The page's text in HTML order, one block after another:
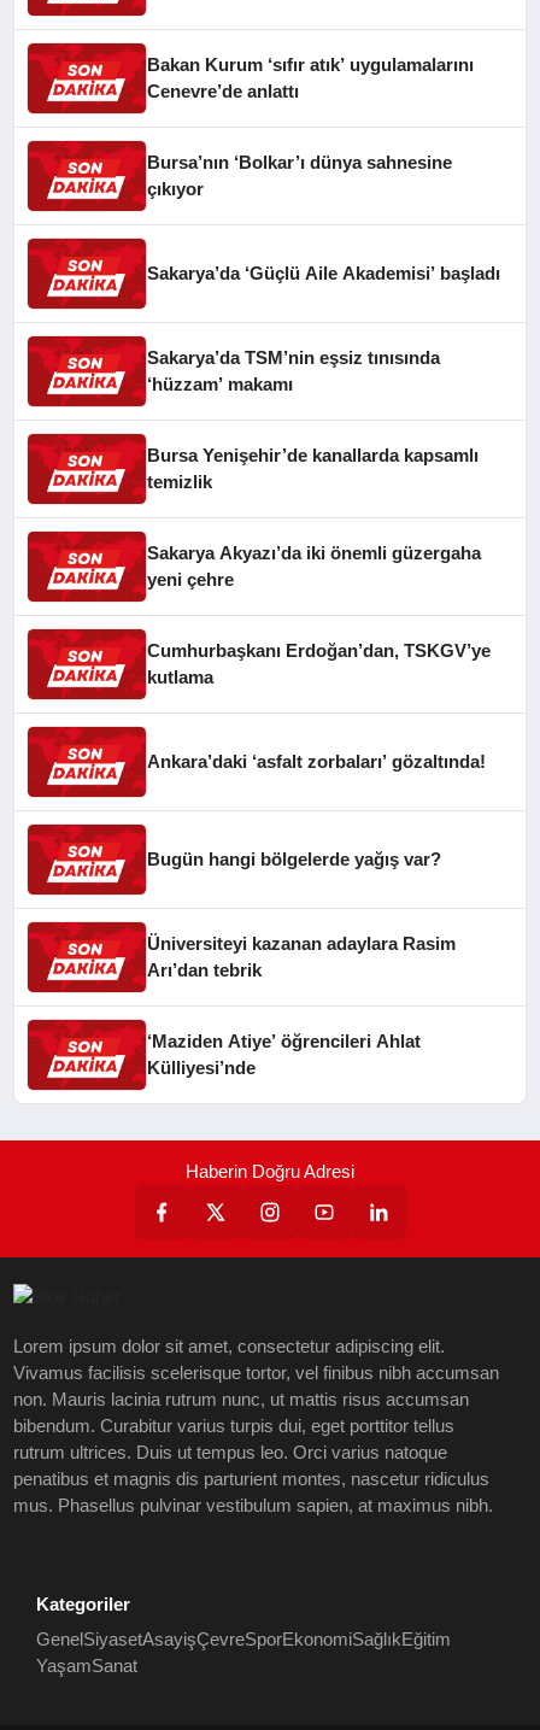
Bakan Kurum ‘sıfır atık’ uygulamalarını
Cenevre’de anlattı
Bursa’nın ‘Bolkar’ı dünya sahnesine
çıkıyor
Sakarya’da ‘Güçlü Aile Akademisi’ başladı
Sakarya’da TSM’nin eşsiz tınısında
‘hüzzam’ makamı
Bursa Yenişehir’de kanallarda kapsamlı
temizlik
Sakarya Akyazı’da iki önemli güzergaha
yeni çehre
Cumhurbaşkanı Erdoğan’dan, TSKGV’ye
kutlama
Ankara’daki ‘asfalt zorbaları’ gözaltında!
Bugün hangi bölgelerde yağış var?
Üniversiteyi kazanan adaylara Rasim
Arı’dan tebrik
‘Maziden Atiye’ öğrencileri Ahlat
Külliyesi’nde
Haberin Doğru Adresi
Lorem ipsum dolor sit amet, consectetur adipiscing elit.
Vivamus facilisis scelerisque tortor, vel finibus nibh accumsan
non. Mauris lacinia rutrum nunc, ut mattis risus accumsan
bibendum. Curabitur varius turpis dui, eget porttitor tellus
rutrum ultrices. Duis ut tempus leo. Orci varius natoque
penatibus et magnis dis parturient montes, nascetur ridiculus
mus. Phasellus pulvinar vestibulum sapien, at maximus nibh.
Kategoriler
Genel SiyasetAsayişÇevreSporEkonomiSağlıkEğitim
YaşamSanat